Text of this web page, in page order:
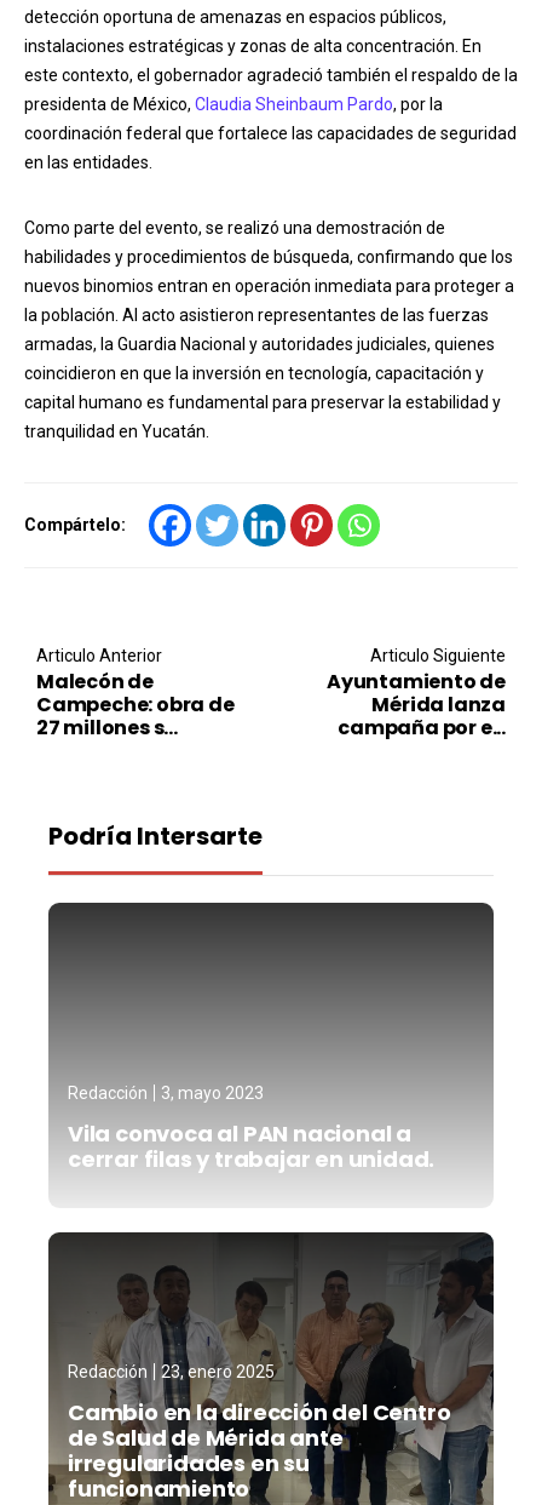
detección oportuna de amenazas en espacios públicos,
instalaciones estratégicas y zonas de alta concentración. En
este contexto, el gobernador agradeció también el respaldo de la
presidenta de México, Claudia Sheinbaum Pardo, por la
coordinación federal que fortalece las capacidades de seguridad
en las entidades.
Como parte del evento, se realizó una demostración de
habilidades y procedimientos de búsqueda, confirmando que los
nuevos binomios entran en operación inmediata para proteger a
la población. Al acto asistieron representantes de las fuerzas
armadas, la Guardia Nacional y autoridades judiciales, quienes
coincidieron en que la inversión en tecnología, capacitación y
capital humano es fundamental para preservar la estabilidad y
tranquilidad en Yucatán.
Compártelo:
Post navigation
Articulo Anterior
Malecón de
Campeche: obra de
27 millones s...
Articulo Siguiente
Ayuntamiento de
Mérida lanza
campaña por e...
Podría Intersarte
Redacción 3, mayo 2023
Vila convoca al PAN nacional a
cerrar filas y trabajar en unidad.
Redacción 23, enero 2025
Cambio en la dirección del Centro
de Salud de Mérida ante
irregularidades en su
funcionamiento